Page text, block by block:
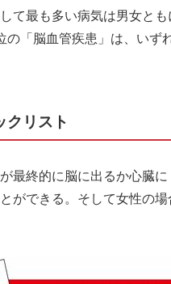
て最も多い病気は男女と
の「脳血管疾患」は、い
クリスト
最終的に脳に出るか心臓
ができる。そして女性の